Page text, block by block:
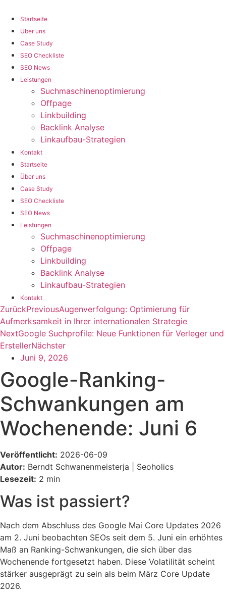
Inhalt
wechseln
Startseite
Über uns
Case Study
SEO Checkliste
SEO News
Leistungen
Suchmaschinenoptimierung
Offpage
Linkbuilding
Backlink Analyse
Linkaufbau-Strategien
Kontakt
Startseite
Über uns
Case Study
SEO Checkliste
SEO News
Leistungen
Suchmaschinenoptimierung
Offpage
Linkbuilding
Backlink Analyse
Linkaufbau-Strategien
Kontakt
ZurückPreviousAugenverfolgung: Optimierung für
Aufmerksamkeit in Ihrer internationalen Strategie
NextGoogle Suchprofile: Neue Funktionen für Verleger und
ErstellerNächster
Juni 9, 2026
Google-Ranking-
Schwankungen am
Wochenende: Juni 6
Veröffentlicht: 2026-06-09
Autor: Berndt Schwanenmeisterja | Seoholics
Lesezeit: 2 min
Was ist passiert?
Nach dem Abschluss des Google Mai Core Updates 2026
am 2. Juni beobachten SEOs seit dem 5. Juni ein erhöhtes
Maß an Ranking-Schwankungen, die sich über das
Wochenende fortgesetzt haben. Diese Volatilität scheint
stärker ausgeprägt zu sein als beim März Core Update
2026.